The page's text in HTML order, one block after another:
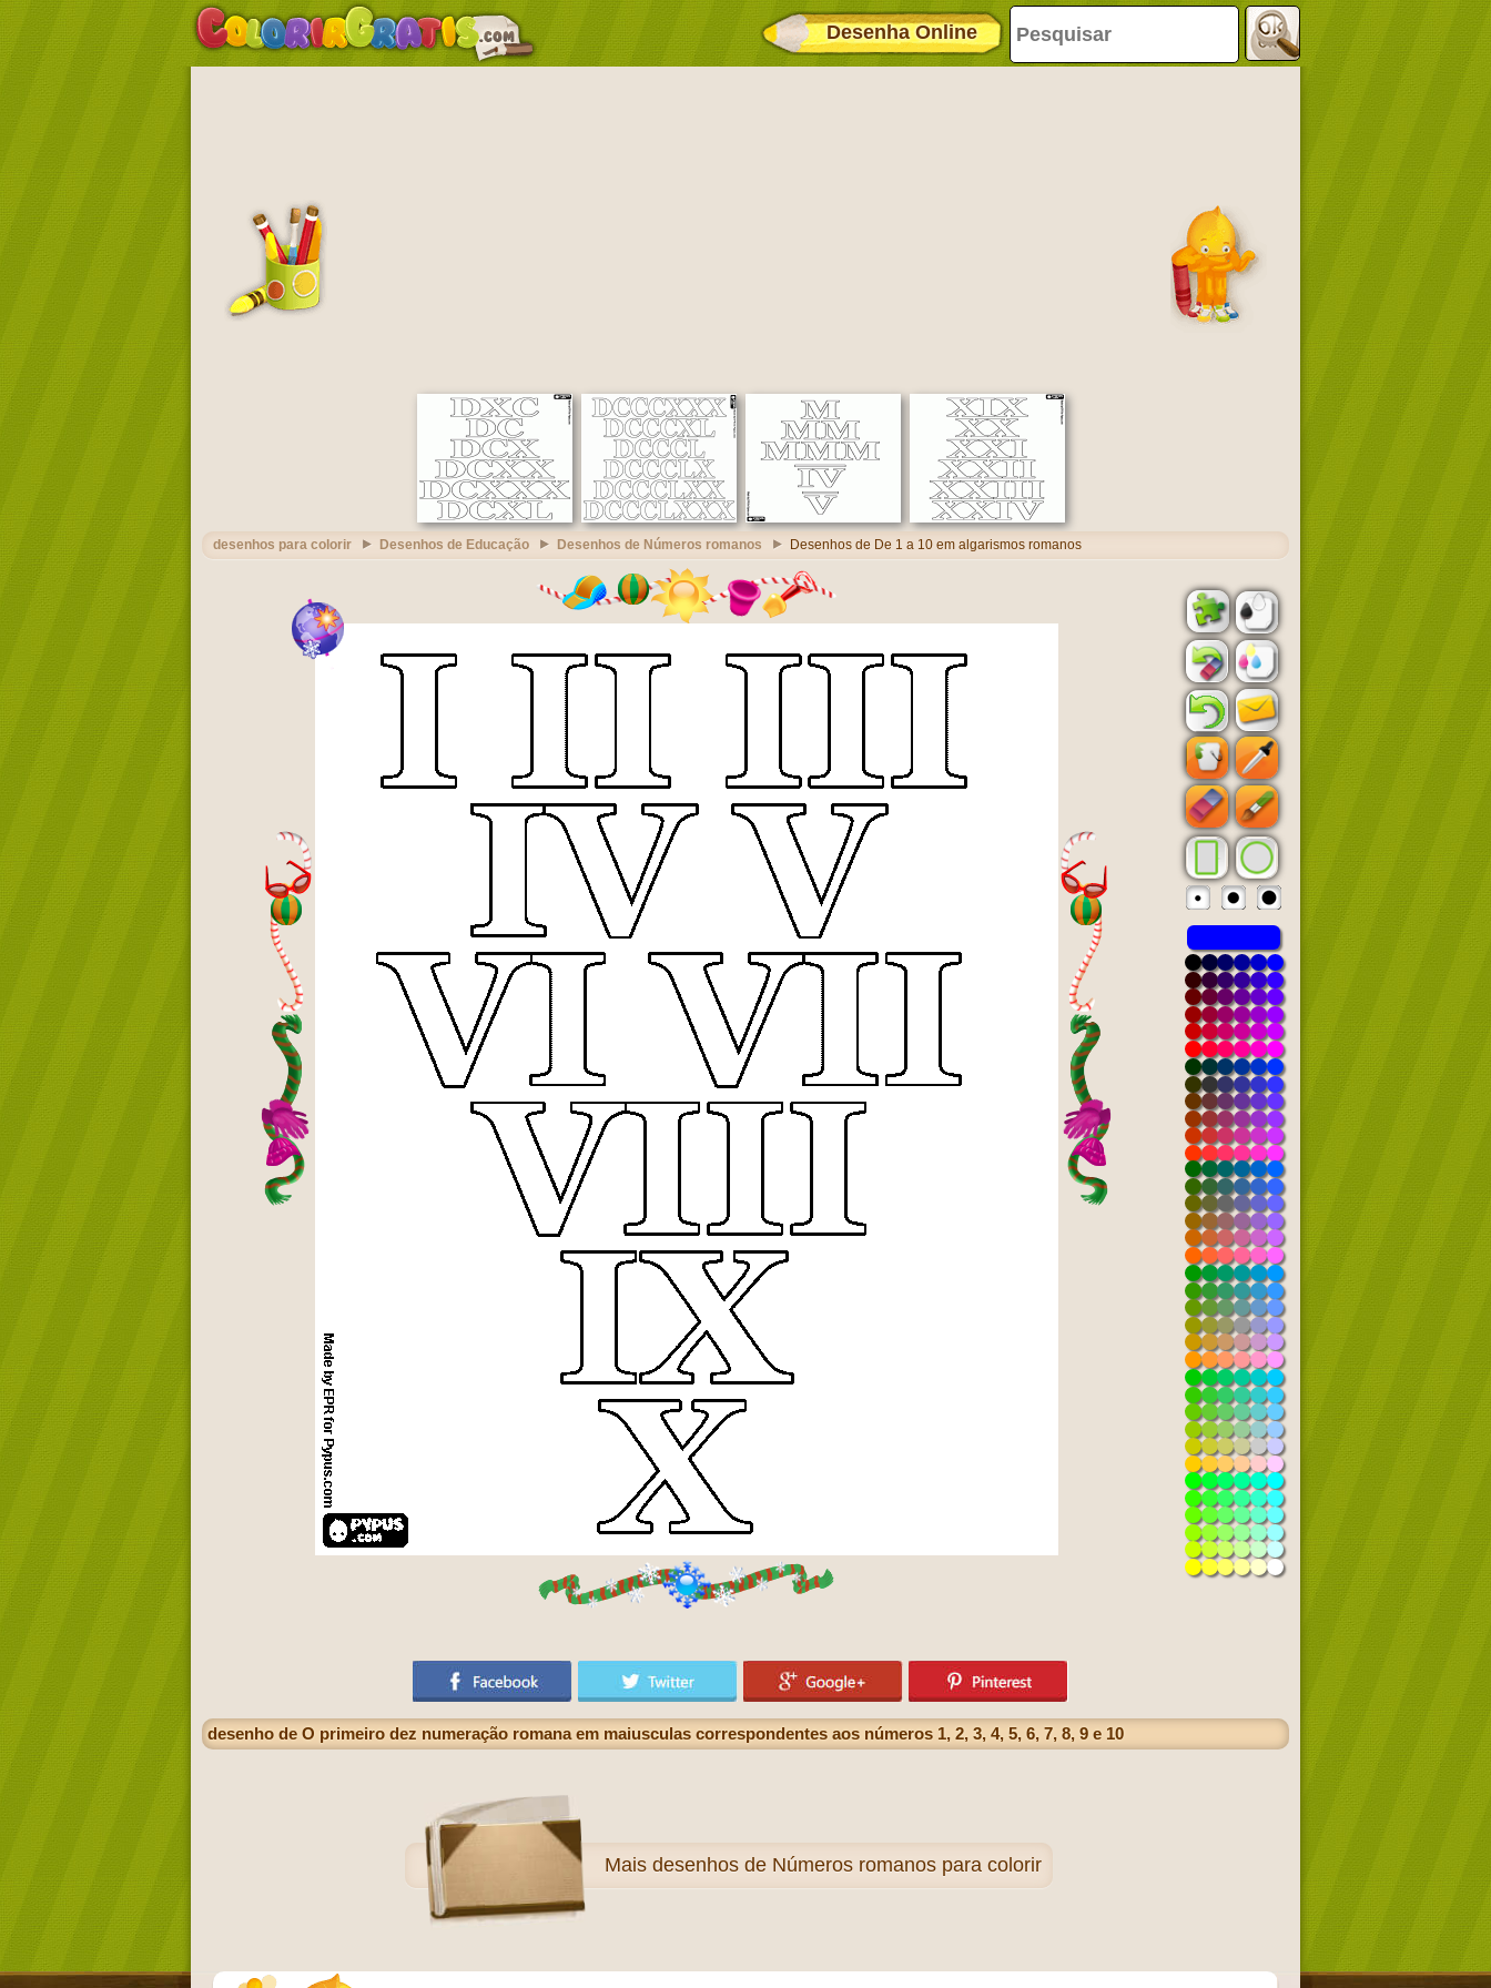
Desenha Online
desenhos para colorir Desenhos de Educação Desenhos de Números romanos Desenhos de De 1 a 10 em algarismos romanos
desenho de O primeiro dez numeração romana em maiusculas correspondentes aos números 1, 2, 3, 4, 5, 6, 7, 8, 9 e 10
Mais desenhos de Números romanos para colorir